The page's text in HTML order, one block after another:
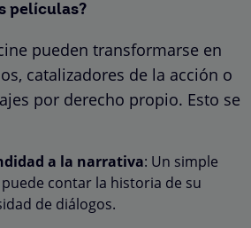
películas?
pueden transformarse en
catalizadores de la acción o
por derecho propio. Esto se
a la narrativa: Un simple
contar la historia de su
de diálogos.